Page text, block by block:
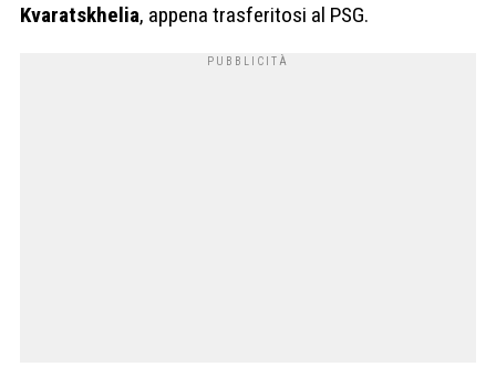
Kvaratskhelia, appena trasferitosi al PSG.